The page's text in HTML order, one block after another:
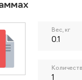
Вес, кг